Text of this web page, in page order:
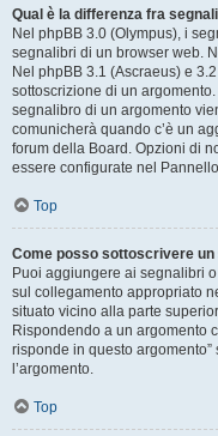
Qual è la differenza fra
Nel phpBB 3.0 (Olympus), i
segnalibri di un browser web.
Nel phpBB 3.1 (Ascraeus) e
sottoscrizione di un
segnalibro di un argomento
comunicherà quando c’è un
forum della Board. Opzioni di
essere configurate nel
Top
Come posso sottoscrivere
Puoi aggiungere ai segnalibri
sul collegamento appropriato
situato vicino alla parte
Rispondendo a un argomento
risponde in questo
l’argomento.
Top